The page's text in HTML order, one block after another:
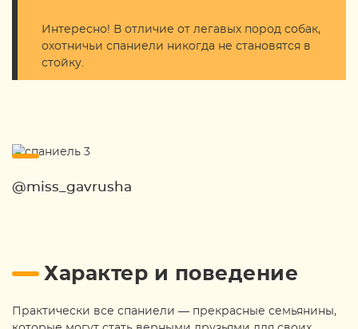
Интересно! В отличие от легавых пород собак,
охотничьи спаниели никогда не становятся в
стойку.
@miss_gavrusha
Характер и поведение
Практически все спаниели — прекрасные семьянины,